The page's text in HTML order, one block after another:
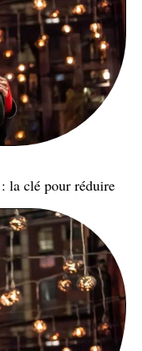
la clé pour réduire